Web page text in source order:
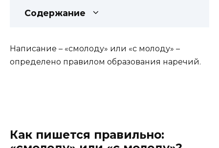
Содержание
Написание – «смолоду» или «с молоду» –
определено правилом образования наречий.
Как пишется правильно: